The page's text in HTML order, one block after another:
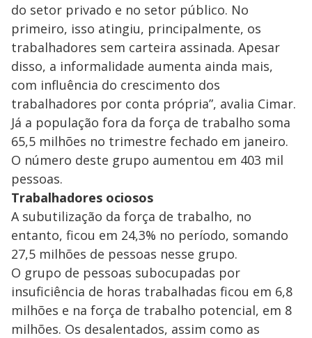
do setor privado e no setor público. No
primeiro, isso atingiu, principalmente, os
trabalhadores sem carteira assinada. Apesar
disso, a informalidade aumenta ainda mais,
com influência do crescimento dos
trabalhadores por conta própria”, avalia Cimar.
Já a população fora da força de trabalho soma
65,5 milhões no trimestre fechado em janeiro.
O número deste grupo aumentou em 403 mil
pessoas.
Trabalhadores ociosos
A subutilização da força de trabalho, no
entanto, ficou em 24,3% no período, somando
27,5 milhões de pessoas nesse grupo.
O grupo de pessoas subocupadas por
insuficiência de horas trabalhadas ficou em 6,8
milhões e na força de trabalho potencial, em 8
milhões. Os desalentados, assim como as